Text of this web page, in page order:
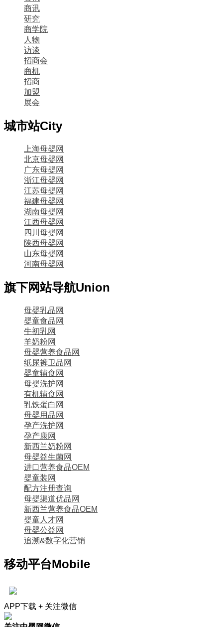
商讯
研究
商学院
人物
访谈
招商会
商机
招商
加盟
展会
城市站City
上海母婴网
北京母婴网
广东母婴网
浙江母婴网
江苏母婴网
福建母婴网
湖南母婴网
江西母婴网
四川母婴网
陕西母婴网
山东母婴网
河南母婴网
旗下网站导航Union
母婴乳品网
婴童食品网
牛初乳网
羊奶粉网
母婴营养食品网
纸尿裤卫品网
婴童辅食网
母婴洗护网
有机辅食网
乳铁蛋白网
母婴用品网
孕产洗护网
孕产康网
新西兰奶粉网
母婴益生菌网
进口营养食品OEM
婴童装网
配方注册查询
母婴渠道优品网
新西兰营养食品OEM
婴童人才网
母婴公益网
追溯&数字化营销
移动平台Mobile
APP下载 + 关注微信